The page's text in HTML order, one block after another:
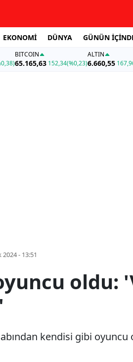
EKONOMİ DÜNYA GÜNÜN
BITCOIN
65.165,63 152,34(%0,23)
ALTIN
6.660,55
2024 - 13:51
oldu:
kendisi gibi